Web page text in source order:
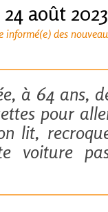
août 2023
informé(e) des
à 64 ans,
pour
lit,
voiture